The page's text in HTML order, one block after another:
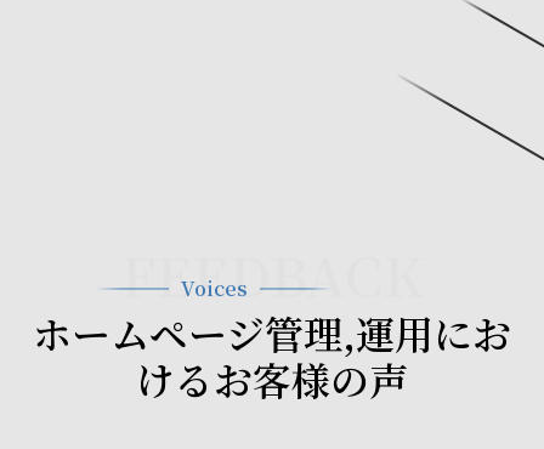
FEEDBACK
Voices
ホームページ管理,運用にお
けるお客様の声